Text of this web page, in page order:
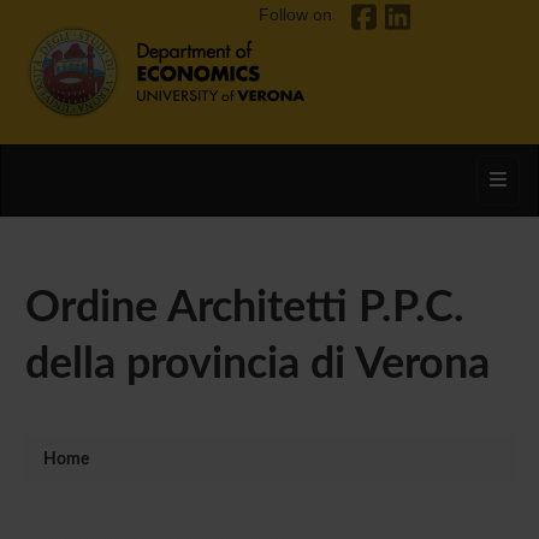
Follow on
Ordine Architetti P.P.C.
della provincia di Verona
Home